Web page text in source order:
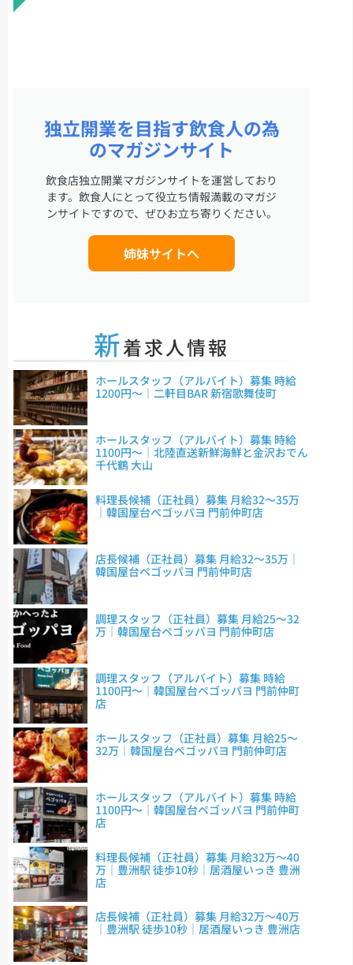
独立開業を目指す飲食人の為
のマガジンサイト
飲食店独立開業マガジンサイトを運営しており
ます。飲食人にとって役立ち情報満載のマガジ
ンサイトですので、ぜひお立ち寄りください。
姉妹サイトへ
新着求人情報
ホールスタッフ（アルバイト）募集 時給
1200円～｜二軒目BAR 新宿歌舞伎町
ホールスタッフ（アルバイト）募集 時給
1100円～｜北陸直送新鮮海鮮と金沢おでん
千代鶴 大山
料理長候補（正社員）募集 月給32～35万
｜韓国屋台ペゴッパヨ 門前仲町店
店長候補（正社員）募集 月給32～35万｜
韓国屋台ペゴッパヨ 門前仲町店
調理スタッフ（正社員）募集 月給25～32
万｜韓国屋台ペゴッパヨ 門前仲町店
調理スタッフ（アルバイト）募集 時給
1100円～｜韓国屋台ペゴッパヨ 門前仲町
店
ホールスタッフ（正社員）募集 月給25～
32万｜韓国屋台ペゴッパヨ 門前仲町店
ホールスタッフ（アルバイト）募集 時給
1100円～｜韓国屋台ペゴッパヨ 門前仲町
店
料理長候補（正社員）募集 月給32万～40
万｜豊洲駅 徒歩10秒｜居酒屋いっき 豊洲
店
店長候補（正社員）募集 月給32万～40万
｜豊洲駅 徒歩10秒｜居酒屋いっき 豊洲店